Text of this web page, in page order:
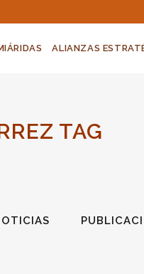
ALIANZAS
TAG